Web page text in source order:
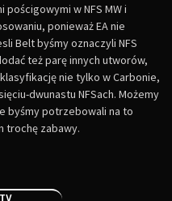
w NFS MW i
ponieważ EA nie
Belt byśmy oznaczyli NFS
też parę innych utworów,
nie tylko w Carbonie,
dwunastu NFSach. Możemy
byśmy potrzebowali na to
trochę zabawy.